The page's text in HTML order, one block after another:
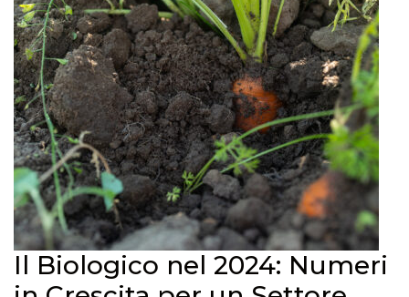
Il Biologico nel 2024: Numeri